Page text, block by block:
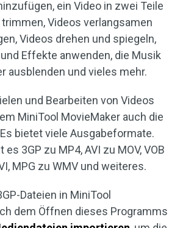
ein Video in zwei Teile
Videos verlangsamen
Videos drehen und spiegeln,
und Effekte anwenden, die Musik
ausblenden und vieles mehr.
und Bearbeiten von Videos
MiniTool MovieMaker auch die
bietet viele Ausgabeformate.
3GP zu MP4, AVI zu MOV, VOB
MPG zu WMV und weiteres.
Dateien in MiniTool
dem Öffnen dieses Programms